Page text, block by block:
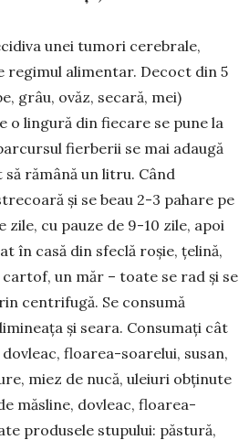
unei tumori ce­rebrale,
alimentar. De­coct din 5
grâu, ovăz, se­cară, mei)
o lingură din fiecare se pune la
fier­berii se mai ada­ugă
rămână un litru. Când
și se beau 2-3 pa­hare pe
zile, cu pauze de 9-10 zile, apoi
în casă din sfeclă roșie, țelină,
un măr – toate se rad și se
centrifugă. Se con­sumă
și seara. Con­su­mați cât
floarea-soa­relui, su­san,
miez de nucă, uleiuri ob­ți­nute
măsline, dovleac, floa­­rea-
pro­dusele stupului: păs­tură,